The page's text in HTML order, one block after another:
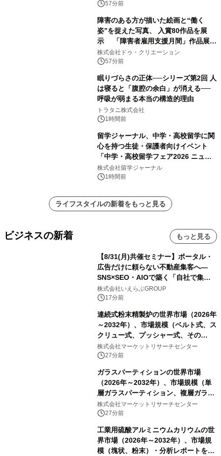
57分前
障害のある方が描いた絵画と“働く
姿”を捉えた写真、 入賞80作品を展
示 「障害者雇用支援月間」作品展示
会を 東京・愛知で開催
株式会社ドゥ・クリエーション
57分前
眠りづらさの正体──シリーズ第2回 人
は寝ると「腹腔の余白」が消える──
呼吸が弱まる本当の構造的理由
トラタニ株式会社
1時間前
留学ジャーナル、中学・高校留学に関
心を持つ生徒・保護者向けイベント
「中学・高校留学フェア2026 ニュー
ジーランド＆オーストラリア」を
9/12(土)に開催
株式会社留学ジャーナル
1時間前
ライフスタイルの新着をもっと見る
ビジネスの新着 もっと見る
【8/31(月)共催セミナー】ポータル・
広告だけに頼らない不動産集客へ―
SNS×SEO・AIOで築く「自社で集め
る力」―｜いえらぶGROUP
株式会社いえらぶGROUP
17分前
連続式粉末精製炉の世界市場（2026年
～2032年）、市場規模（ベルト式、ス
クリュー式、プッシャー式、その
他）・分析レポートを発表
株式会社マーケットリサーチセンター
27分前
ガラスパーティションの世界市場
（2026年～2032年）、市場規模（単
層ガラスパーティション、複層ガラス
パーティション、その他）・分析レポ
ートを発表
株式会社マーケットリサーチセンター
27分前
工業用硫酸アルミニウムカリウムの世
界市場（2026年～2032年）、市場規
模（塊状、粉末）・分析レポートを発